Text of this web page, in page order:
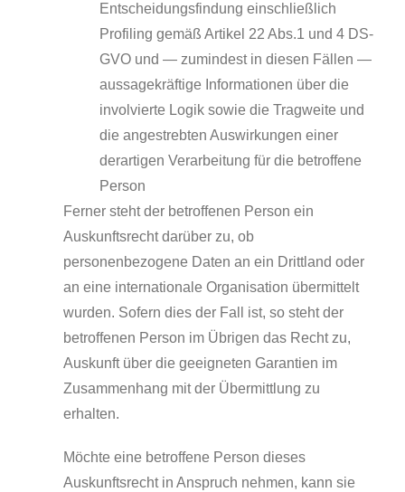
Entscheidungsfindung einschließlich
Profiling gemäß Artikel 22 Abs.1 und 4 DS-
GVO und — zumindest in diesen Fällen —
aussagekräftige Informationen über die
involvierte Logik sowie die Tragweite und
die angestrebten Auswirkungen einer
derartigen Verarbeitung für die betroffene
Person
Ferner steht der betroffenen Person ein
Auskunftsrecht darüber zu, ob
personenbezogene Daten an ein Drittland oder
an eine internationale Organisation übermittelt
wurden. Sofern dies der Fall ist, so steht der
betroffenen Person im Übrigen das Recht zu,
Auskunft über die geeigneten Garantien im
Zusammenhang mit der Übermittlung zu
erhalten.
Möchte eine betroffene Person dieses
Auskunftsrecht in Anspruch nehmen, kann sie